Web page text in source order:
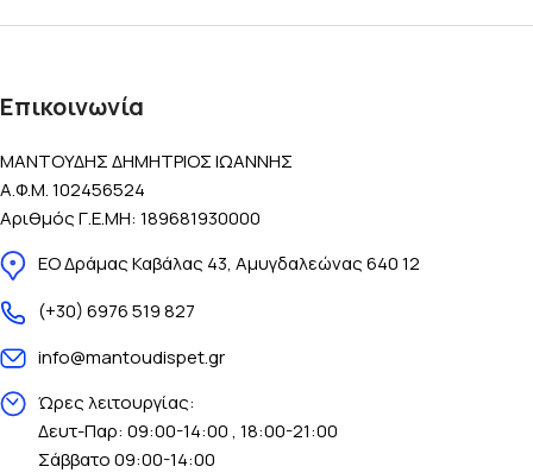
Επικοινωνία
ΜΑΝΤΟΥΔΗΣ ΔΗΜΗΤΡΙΟΣ ΙΩΑΝΝΗΣ
Α.Φ.Μ. 102456524
Αριθμός Γ.Ε.ΜΗ: 189681930000
ΕΟ Δράμας Καβάλας 43, Αμυγδαλεώνας 640 12
(+30) 6976 519 827
info@mantoudispet.gr
Ώρες λειτουργίας:
Δευτ-Παρ: 09:00-14:00 , 18:00-21:00
Σάββατο 09:00-14:00